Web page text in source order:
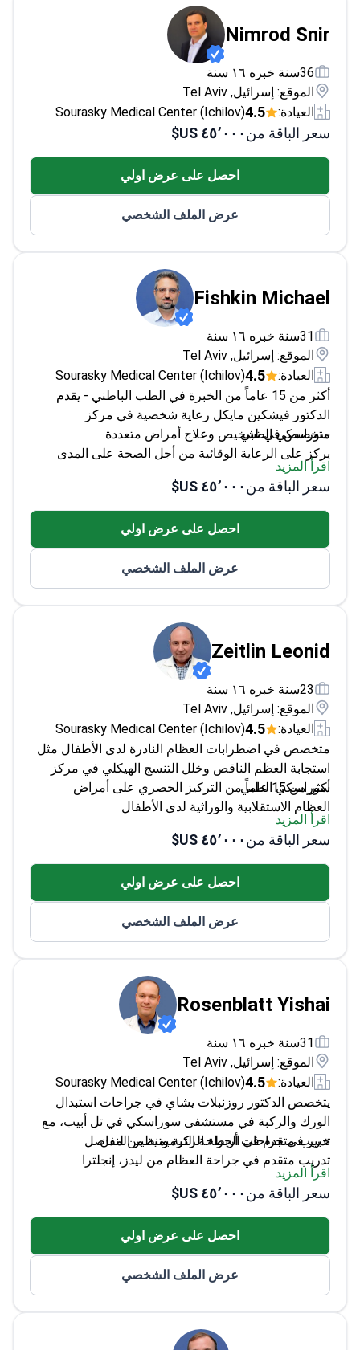
Nimrod Snir
36سنة خبره ١٦ سنة
الموقع: إسرائيل, Tel Aviv
العيادة:
4.5
Sourasky Medical Center (Ichilov)
سعر الباقة من٤٥٬٠٠٠ US$
احصل على عرض اولي
عرض الملف الشخصي
Fishkin Michael
31سنة خبره ١٦ سنة
الموقع: إسرائيل, Tel Aviv
العيادة:
4.5
Sourasky Medical Center (Ichilov)
أكثر من 15 عاماً من الخبرة في الطب الباطني - يقدم
الدكتور فيشكين مايكل رعاية شخصية في مركز
سوراسكي الطبي.
متخصص في تشخيص وعلاج أمراض متعددة
يركز على الرعاية الوقائية من أجل الصحة على المدى
الطويل
يحظى بتقدير كبير من قبل زملائه لنهجه المتمحور حول
المريض
اقرأ المزيد
سعر الباقة من٤٥٬٠٠٠ US$
احصل على عرض اولي
عرض الملف الشخصي
Zeitlin Leonid
23سنة خبره ١٦ سنة
الموقع: إسرائيل, Tel Aviv
العيادة:
4.5
Sourasky Medical Center (Ichilov)
متخصص في اضطرابات العظام النادرة لدى الأطفال مثل
استجابة العظم الناقص وخلل التنسج الهيكلي في مركز
سوراسكي الطبي.أكثر من 15 عاماً من التركيز الحصري على أمراض
العظام الاستقلابية والوراثية لدى الأطفال
حاصل على تدريب زمالة في مستشفى شاينرز للأطفال
وجامعة ماكجيل في مونتريال
نشر أكثر من 13 ورقة بحثية حول هشاشة العظام لدى
الأطفال وتشوهات الهيكل العظمي
عضو في الجمعية الإسرائيلية لطب الأطفال السريري
والجمعية الأمريكية للمعادن العظمية
اقرأ المزيد
سعر الباقة من٤٥٬٠٠٠ US$
احصل على عرض اولي
عرض الملف الشخصي
Rosenblatt Yishai
31سنة خبره ١٦ سنة
الموقع: إسرائيل, Tel Aviv
العيادة:
4.5
Sourasky Medical Center (Ichilov)
يتخصص الدكتور روزنبلات يشاي في جراحات استبدال
الورك والركبة في مستشفى سوراسكي في تل أبيب، مع
تدريب متقدم في الجراحة الترميمية من لندن.
خبير في جراحات أربطة الركبة وتنظير المفاصل
تدريب متقدم في جراحة العظام من ليدز، إنجلترا
مستشار أول في أحد أفضل المراكز الطبية في إسرائيل
محاضر في كلية الطب بجامعة تل أبيب
اقرأ المزيد
سعر الباقة من٤٥٬٠٠٠ US$
احصل على عرض اولي
عرض الملف الشخصي